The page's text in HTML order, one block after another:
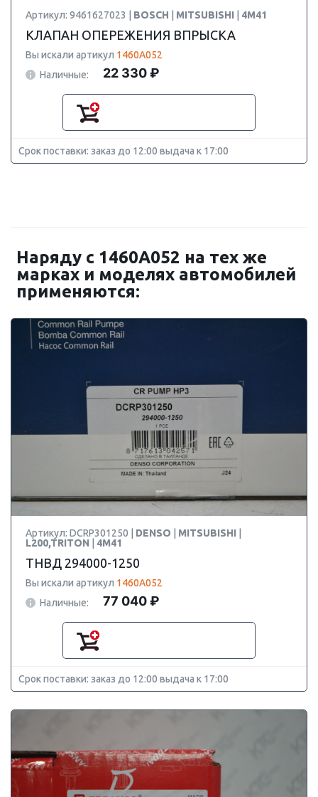
Артикул: 9461627023 | BOSCH MITSUBISHI 4M41
КЛАПАН ОПЕРЕЖЕНИЯ ВПРЫСКА
Вы искали артикул 1460A052
Наличные:
22 330 ₽
Срок поставки: заказ до 12:00 выдача к 17:00
Наряду с 1460A052 на тех же
марках и моделях автомобилей
применяются:
Артикул: DCRP301250 | DENSO MITSUBISHI
L200,TRITON
4M41
ТНВД 294000-1250
Вы искали артикул 1460A052
Наличные:
77 040 ₽
Срок поставки: заказ до 12:00 выдача к 17:00